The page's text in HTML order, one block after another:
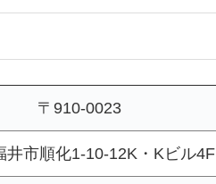
〒910-0023
井市順化1-10-12K・Kビル4F